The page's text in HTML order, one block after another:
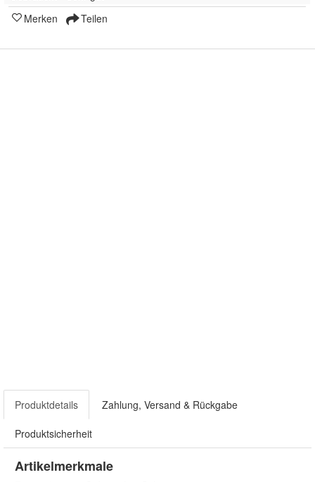
Merken
Teilen
Produktdetails Zahlung, Versand & Rückgabe
Produktsicherheit
Artikelmerkmale